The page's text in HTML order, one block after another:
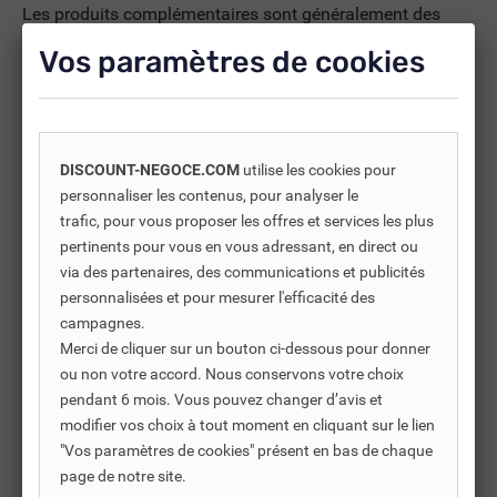
Les produits complémentaires sont généralement des
d’améliorer l’utilisation soit répondre à des besoins
-30%
REF DNC :
Vos paramètres de cookies
DISCOUNT-NEGOCE.COM utilise les cookies pour
personnaliser les contenus, pour analyser le
trafic, pour vous proposer les offres et services les plus
pertinents pour vous en vous adressant, en direct ou
via des partenaires, des communications et publicités
personnalisées et pour mesurer l'efficacité des
campagnes.
Merci de cliquer sur un bouton ci-dessous pour donner
ou non votre accord. Nous conservons votre choix
pendant 6 mois. Vous pouvez changer d’avis et
modifier vos choix à tout moment en cliquant sur le lien
"Vos paramètres de cookies" présent en bas de chaque
page de notre site.